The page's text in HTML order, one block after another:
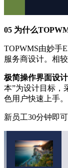
05 为什么
TOPWMS由妙手
服务商设计。相
极简操作界面设
本”为设计目标，
色用户快速上手。
新员工30分钟即